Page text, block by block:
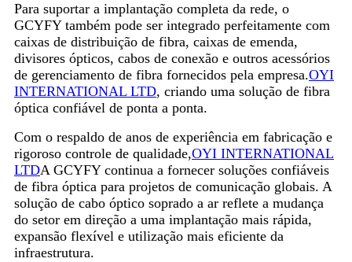
Para suportar a implantação completa da rede, o
GCYFY também pode ser integrado perfeitamente com
caixas de distribuição de fibra, caixas de emenda,
divisores ópticos, cabos de conexão e outros acessórios
de gerenciamento de fibra fornecidos pela empresa.OYI
INTERNATIONAL LTD, criando uma solução de fibra
óptica confiável de ponta a ponta.
Com o respaldo de anos de experiência em fabricação e
rigoroso controle de qualidade,OYI INTERNATIONAL
LTDA GCYFY continua a fornecer soluções confiáveis ​​
de fibra óptica para projetos de comunicação globais. A
solução de cabo óptico soprado a ar reflete a mudança
do setor em direção a uma implantação mais rápida,
expansão flexível e utilização mais eficiente da
infraestrutura.